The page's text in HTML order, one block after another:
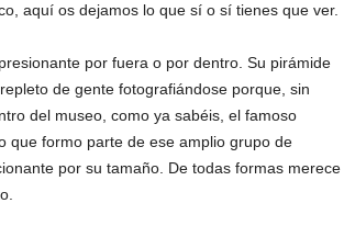
aquí os dejamos lo que sí o sí tienes que ver.
por fuera o por dentro. Su pirámide
de gente fotografiándose porque, sin
del museo, como ya sabéis, el famoso
que formo parte de ese amplio grupo de
por su tamaño. De todas formas merece